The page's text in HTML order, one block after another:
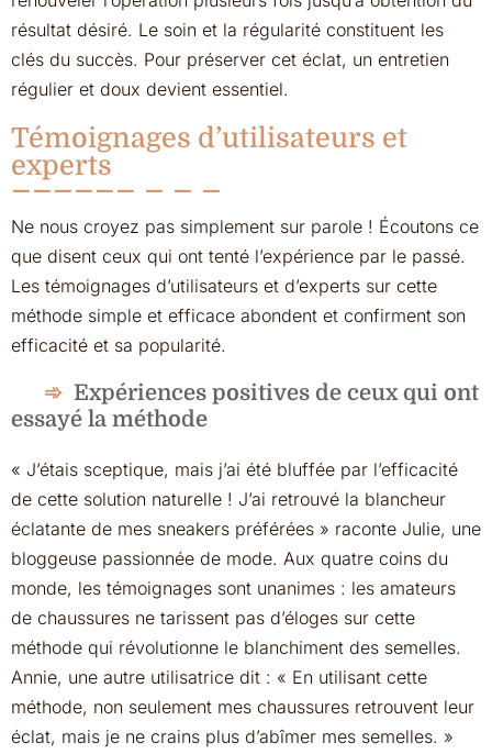
résultat désiré. Le soin et la régularité constituent les
clés du succès. Pour préserver cet éclat, un entretien
régulier et doux devient essentiel.
Témoignages d’utilisateurs et
experts
Ne nous croyez pas simplement sur parole ! Écoutons ce
que disent ceux qui ont tenté l’expérience par le passé.
Les témoignages d’utilisateurs et d’experts sur cette
méthode simple et efficace abondent et confirment son
efficacité et sa popularité.
Expériences positives de ceux qui ont
essayé la méthode
« J’étais sceptique, mais j’ai été bluffée par l’efficacité
de cette solution naturelle ! J’ai retrouvé la blancheur
éclatante de mes sneakers préférées » raconte Julie, une
bloggeuse passionnée de mode. Aux quatre coins du
monde, les témoignages sont unanimes : les amateurs
de chaussures ne tarissent pas d’éloges sur cette
méthode qui révolutionne le blanchiment des semelles.
Annie, une autre utilisatrice dit : « En utilisant cette
méthode, non seulement mes chaussures retrouvent leur
éclat, mais je ne crains plus d’abîmer mes semelles. »